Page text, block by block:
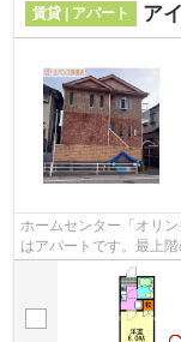
賃貸 | アパート ア
ホームセンター「オリ
はアパートです。最上
エバンス 蘇我店までの